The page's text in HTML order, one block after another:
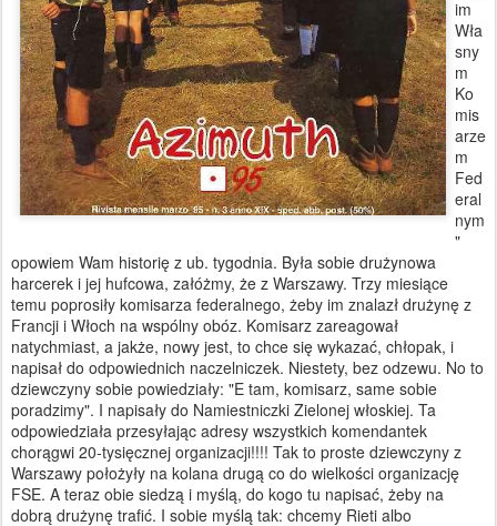
im
Wła
sny
m
Ko
mis
arze
m
Fed
eral
nym
"
opowiem Wam historię z ub. tygodnia. Była sobie drużynowa
harcerek i jej hufcowa, załóżmy, że z Warszawy. Trzy miesiące
temu poprosiły komisarza federalnego, żeby im znalazł drużynę z
Francji i Włoch na wspólny obóz. Komisarz zareagował
natychmiast, a jakże, nowy jest, to chce się wykazać, chłopak, i
napisał do odpowiednich naczelniczek. Niestety, bez odzewu. No to
dziewczyny sobie powiedziały: "E tam, komisarz, same sobie
poradzimy". I napisały do Namiestniczki Zielonej włoskiej. Ta
odpowiedziała przesyłając adresy wszystkich komendantek
chorągwi 20-tysięcznej organizacji!!!! Tak to proste dziewczyny z
Warszawy położyły na kolana drugą co do wielkości organizację
FSE. A teraz obie siedzą i myślą, do kogo tu napisać, żeby na
dobrą drużynę trafić. I sobie myślą tak: chcemy Rieti albo